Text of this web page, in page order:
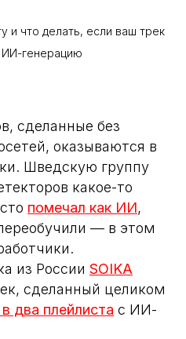
и что делать, если ваш трек
ИИ-генерацию
сделанные без
оказываются в
Шведскую группу
какое-то
помечал как ИИ,
— в этом
из России SOIKA
сделанный целиком
два плейлиста с ИИ-